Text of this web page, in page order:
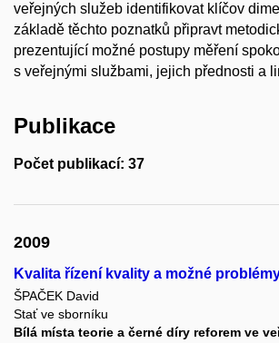
veřejných služeb identifikovat klíčov
základě těchto poznatků připravt
prezentující možné postupy měření
s veřejnými službami, jejich přednosti a
Publikace
Počet publikací: 37
2009
Kvalita řízení kvality a možné
ŠPAČEK David
Stať ve sborníku
Bílá místa teorie a černé díry reforem ve